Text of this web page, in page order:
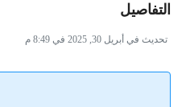
التفاصيل
تحديث في أبريل 30, 2025 في 8:49 م